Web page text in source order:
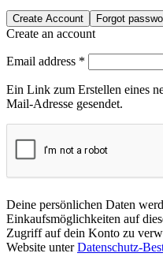
Create Account Forgot
Create an account
Email address *
Ein Link zum Erstellen eines
Mail-Adresse gesendet.
Deine persönlichen Daten
Einkaufsmöglichkeiten auf
Zugriff auf dein Konto zu
Website unterDatenschutz-